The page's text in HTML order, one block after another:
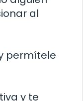
al
permítele
y te